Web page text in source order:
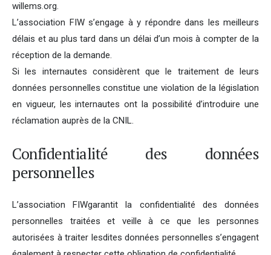
willems.org.
L’association FIW s’engage à y répondre dans les meilleurs
délais et au plus tard dans un délai d’un mois à compter de la
réception de la demande.
Si les internautes considèrent que le traitement de leurs
données personnelles constitue une violation de la législation
en vigueur, les internautes ont la possibilité d’introduire une
réclamation auprès de la CNIL.
Confidentialité des données
personnelles
L’association FIWgarantit la confidentialité des données
personnelles traitées et veille à ce que les personnes
autorisées à traiter lesdites données personnelles s’engagent